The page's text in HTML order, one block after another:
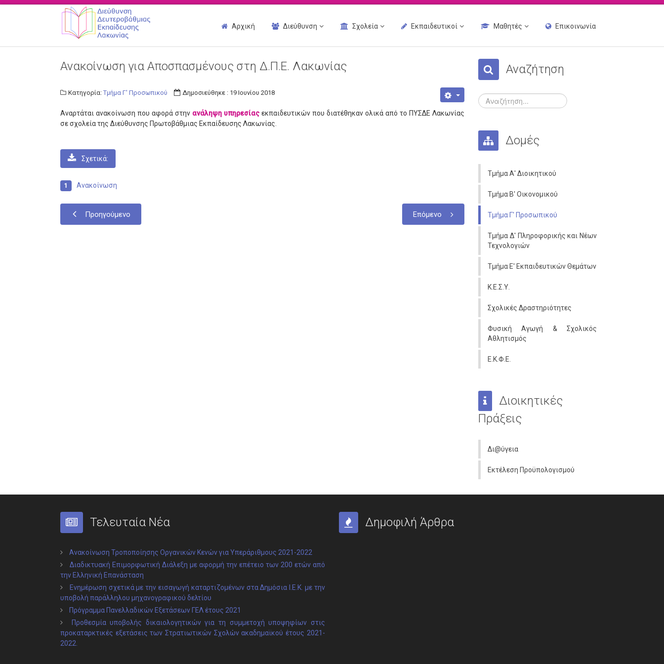
Αρχική Διεύθυνση Σχολεία Εκπαιδευτικοί Μαθητές Επικοινωνία
Ανακοίνωση για Αποσπασμένους στη Δ.Π.Ε. Λακωνίας
Κατηγορία: Τμήμα Γ' Προσωπικού Δημοσιεύθηκε : 19 Ιουνίου 2018
Αναρτάται ανακοίνωση που αφορά στην ανάληψη υπηρεσίαςεκπαιδευτικών που διατέθηκαν ολικά από το ΠΥΣΔΕ Λακωνίας
σε σχολεία της Διεύθυνσης Πρωτοβάθμιας Εκπαίδευσης Λακωνίας.
Σχετικά:
Ανακοίνωση
Προηγούμενο Επόμενο
Αναζήτηση
Δομές
Τμήμα Α' Διοικητικού
Τμήμα Β' Οικονομικού
Τμήμα Γ' Προσωπικού
Τμήμα Δ' Πληροφορικής και Νέων
Τεχνολογιών
Τμήμα Ε' Εκπαιδευτικών Θεμάτων
Κ.Ε.Σ.Υ.
Σχολικές Δραστηριότητες
Φυσική Αγωγή & Σχολικός
Αθλητισμός
Ε.Κ.Φ.Ε.
Διοικητικές
Πράξεις
Δι@ύγεια
Εκτέλεση Προϋπολογισμού
Τελευταία Νέα
Ανακοίνωση Τροποποίησης Οργανικών Κενών για Υπεράριθμους 2021-2022
Διαδικτυακή Επιμορφωτική Διάλεξη με αφορμή την επέτειο των 200 ετών από
την Ελληνική Επανάσταση
Ενημέρωση σχετικά με την εισαγωγή καταρτιζομένων στα Δημόσια Ι.Ε.Κ. με την
υποβολή παράλληλου μηχανογραφικού δελτίου
Πρόγραμμα Πανελλαδικών Εξετάσεων ΓΕΛ έτους 2021
Προθεσμία υποβολής δικαιολογητικών για τη συμμετοχή υποψηφίων στις
προκαταρκτικές εξετάσεις των Στρατιωτικών Σχολών ακαδημαϊκού έτους 2021-
2022.
Δημοφιλή Άρθρα